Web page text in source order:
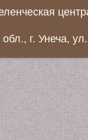
г. Унеча,